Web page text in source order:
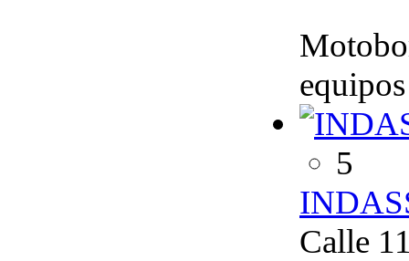
equipos
5
Calle